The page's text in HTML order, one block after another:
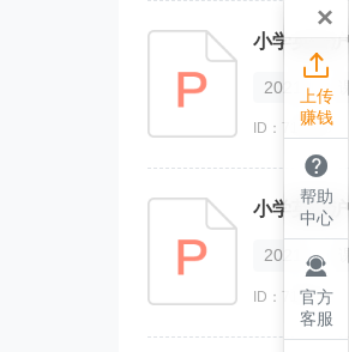
小学英语
2021
ID：710145
小学英语
2021
ID：710131
×

上传
赚钱

帮助
中心

官方
客服